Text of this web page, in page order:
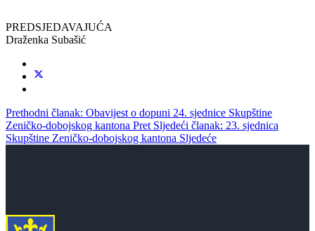
PREDSJEDAVAJUĆA
Draženka Subašić
Prethodni članak: Obavijest o dopuni 24. sjednice Skupštine
Zeničko-dobojskog kantona Pret Sljedeći članak: 23. sjednica
Skupštine Zeničko-dobojskog kantona Sljedeće